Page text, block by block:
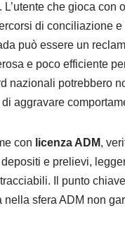
che gioca con
di conciliazione
può essere un
e poco efficiente
potrebbero
aggravare
con licenza ADM,
e prelievi,
Il punto
sfera ADM non